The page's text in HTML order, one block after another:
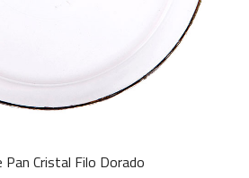
Pan Cristal Filo Dorado